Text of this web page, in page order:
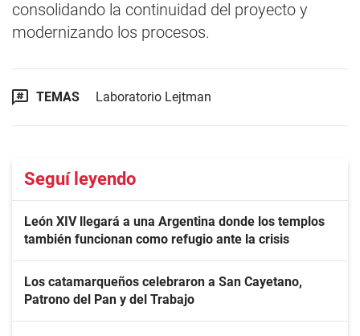
consolidando la continuidad del proyecto y
modernizando los procesos.
TEMAS Laboratorio Lejtman
Seguí leyendo
León XIV llegará a una Argentina donde los templos
también funcionan como refugio ante la crisis
Los catamarqueños celebraron a San Cayetano,
Patrono del Pan y del Trabajo